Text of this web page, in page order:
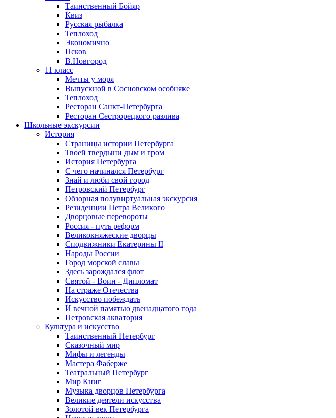
Таинственный Бойяр
Квиз
Русская рыбалка
Теплоход
Экономично
Псков
В.Новгород
11 класс
Мечты у моря
Выпускной в Сосновском особняке
Теплоход
Ресторан Санкт-Петербурга
Ресторан Сестрорецкого разлива
Школьные экскурсии
История
Страницы истории Петербурга
Твоей твердыни дым и гром
История Петербурга
С чего начинался Петербург
Знай и люби свой город
Петровский Петербург
Обзорная полувиртуальная экскурсия
Резиденции Петра Великого
Дворцовые перевороты
Россия - путь реформ
Великокняжеские дворцы
Сподвижники Екатерины II
Народы России
Город морской славы
Здесь зарождался флот
Святой - Воин - Дипломат
На страже Отечества
Искусство побеждать
И вечной памятью двенадцатого года
Петровская акватория
Культура и искусство
Таинственный Петербург
Сказочный мир
Мифы и легенды
Мастера Фаберже
Театральный Петербург
Мир Книг
Музыка дворцов Петербурга
Великие деятели искусства
Золотой век Петербурга